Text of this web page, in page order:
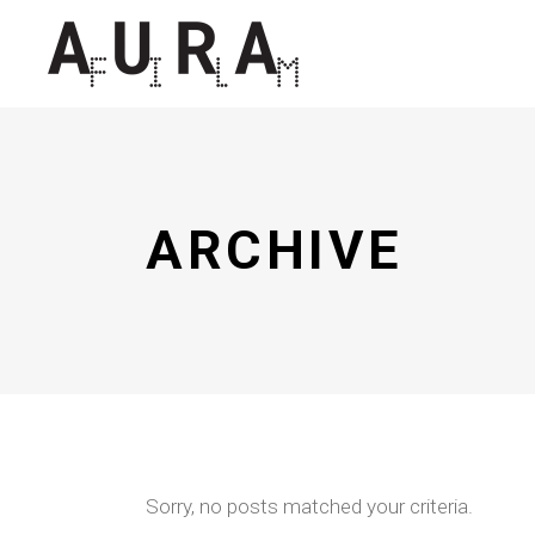
ARCHIVE
Sorry, no posts matched your criteria.